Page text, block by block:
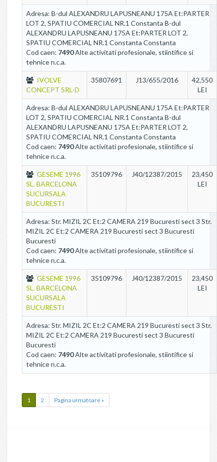
Adresa: B-dul ALEXANDRU LAPUSNEANU 175A Et:PARTER
LOT 2, SPATIU COMERCIAL NR.1 Constanta B-dul
ALEXANDRU LAPUSNEANU 175A Et:PARTER LOT 2,
SPATIU COMERCIAL NR.1 Constanta Constanta
Cod caen: 7490Alte activitati profesionale, stiintifice si
tehnice n.c.a.
IVOLVE
CONCEPT SRL-D
35807691 J13/655/2016
42,550
LEI
Adresa: B-dul ALEXANDRU LAPUSNEANU 175A Et:PARTER
LOT 2, SPATIU COMERCIAL NR.1 Constanta B-dul
ALEXANDRU LAPUSNEANU 175A Et:PARTER LOT 2,
SPATIU COMERCIAL NR.1 Constanta Constanta
Cod caen: 7490Alte activitati profesionale, stiintifice si
tehnice n.c.a.
GESEME 1996
SL. BARCELONA
SUCURSALA
BUCURESTI
35109796 J40/12387/2015
23,450
LEI
Adresa: Str. MIZIL 2C Et:2 CAMERA 219 Bucuresti sect 3 Str.
MIZIL 2C Et:2 CAMERA 219 Bucuresti sect 3 Bucuresti
Bucuresti
Cod caen: 7490Alte activitati profesionale, stiintifice si
tehnice n.c.a.
GESEME 1996
SL. BARCELONA
SUCURSALA
BUCURESTI
35109796 J40/12387/2015
23,450
LEI
Adresa: Str. MIZIL 2C Et:2 CAMERA 219 Bucuresti sect 3 Str.
MIZIL 2C Et:2 CAMERA 219 Bucuresti sect 3 Bucuresti
Bucuresti
Cod caen: 7490Alte activitati profesionale, stiintifice si
tehnice n.c.a.
1 2 Pagina urmatoare »